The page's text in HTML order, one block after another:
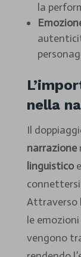
la
nella
Il
narrazione
linguistico
Attraverso
le
vengono